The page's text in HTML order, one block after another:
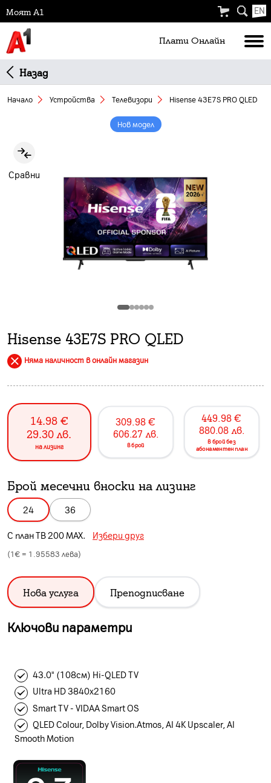
Моят А1 EN
Плати Oнлайн
Назад
Начало Устройства Телевизори Hisense 43E7S PRO QLED
Нов модел
Сравни
Hisense 43E7S PRO QLED
Няма наличност в онлайн магазин
14.98 €
29.30 лв.
на лизинг
309.98 €
606.27 лв.
в брой
449.98 €
880.08 лв.
в брой без
абонаментен план
Брой месечни вноски на лизинг
24 36
С планТВ 200 MAX. Избери друг
(1€ = 1.95583 лева)
Нова услуга Преподписване
Ключови параметри
43.0" (108см) Hi-QLED TV
Ultra HD 3840x2160
Smart TV - VIDAA Smart OS
QLED Colour, Dolby Vision.Atmos, AI 4K Upscaler, AI
Smooth Motion